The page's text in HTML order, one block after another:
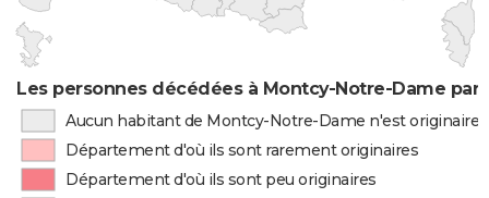
Les personnes décédées à Montcy-Notre-Dame par
Aucun habitant de Montcy-Notre-Dame n'est originaire
Département d'où ils sont rarement originaires
Département d'où ils sont peu originaires